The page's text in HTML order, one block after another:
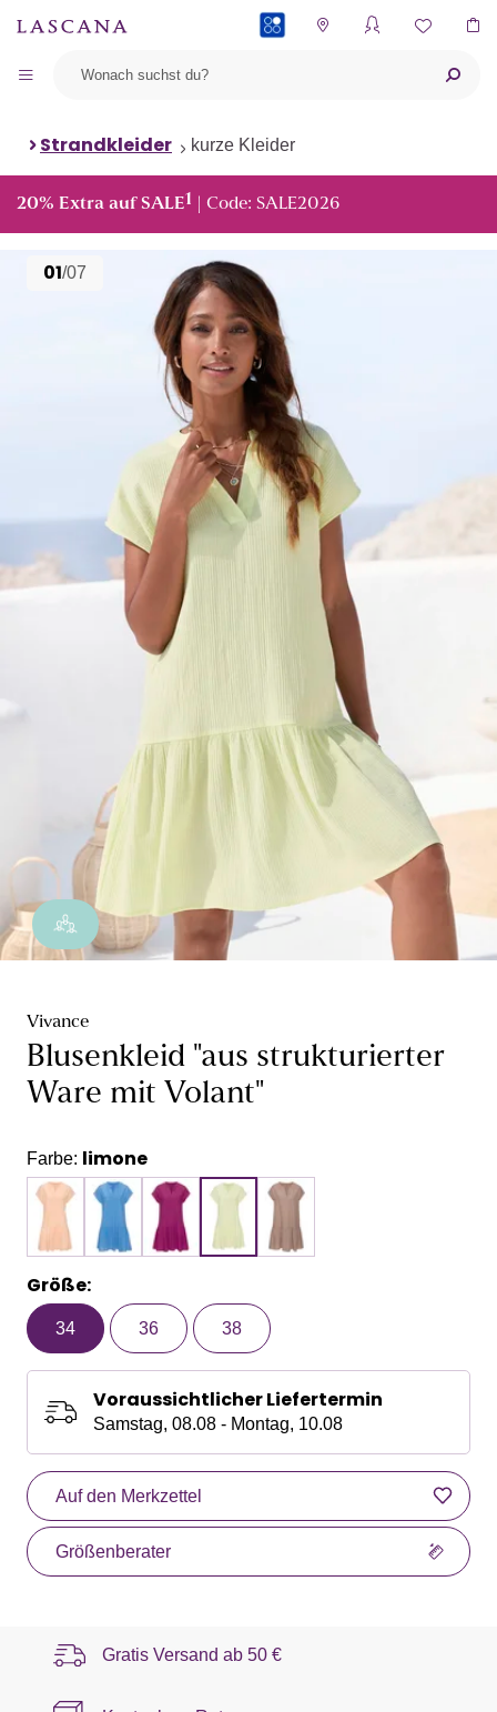
Strandkleider kurze Kleider
20% Extra auf SALE1 | Code: SALE2026
01/07
Vivance
Blusenkleid "aus strukturierter
Ware mit Volant"
Farbe: limone
Größe:
34 36 38
Voraussichtlicher Liefertermin
Samstag, 08.08 - Montag, 10.08
Auf den Merkzettel
Größenberater
Gratis Versand ab 50 €